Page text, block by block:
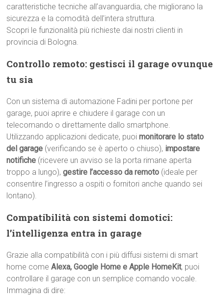
caratteristiche tecniche all’avanguardia, che migliorano la
sicurezza e la comodità dell’intera struttura.
Scopri le funzionalità più richieste dai nostri clienti in
provincia di Bologna.
Controllo remoto: gestisci il garage ovunque
tu sia
Con un sistema di automazione Fadini per portone per
garage, puoi aprire e chiudere il garage con un
telecomando o direttamente dallo smartphone.
Utilizzando applicazioni dedicate, puoimonitorare lo stato
del garage (verificando se è aperto o chiuso), impostare
notifiche (ricevere un avviso se la porta rimane aperta
troppo a lungo),gestire l’accesso da remoto (ideale per
consentire l’ingresso a ospiti o fornitori anche quando sei
lontano).
Compatibilità con sistemi domotici:
l’intelligenza entra in garage
Grazie alla compatibilità con i più diffusi sistemi di smart
home comeAlexa, Google Home e Apple HomeKit, puoi
controllare il garage con un semplice comando vocale.
Immagina di dire: